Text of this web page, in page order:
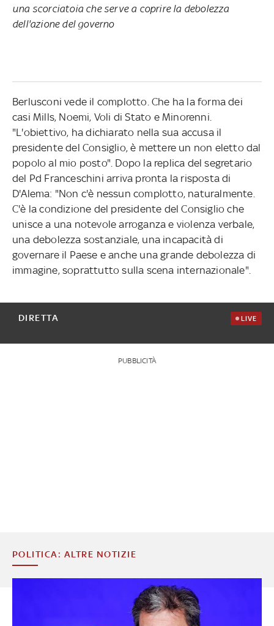
una scorciatoia che serve a coprire la debolezza
dell'azione del governo
Berlusconi vede il complotto. Che ha la forma dei
casi Mills, Noemi, Voli di Stato e Minorenni.
"L'obiettivo, ha dichiarato nella sua accusa il
presidente del Consiglio, è mettere un non eletto dal
popolo al mio posto". Dopo la replica del segretario
del Pd Franceschini arriva pronta la risposta di
D'Alema: "Non c'è nessun complotto, naturalmente.
C'è la condizione del presidente del Consiglio che
unisce a una notevole arroganza e violenza verbale,
una debolezza sostanziale, una incapacità di
governare il Paese e anche una grande debolezza di
immagine, soprattutto sulla scena internazionale".
DIRETTA LIVE
PUBBLICITÀ
POLITICA: ALTRE NOTIZIE